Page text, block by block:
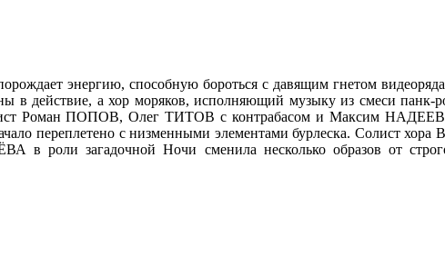
энергию, способную бороться с давящим гнетом
а хор моряков, исполняющий музыку из смеси панк-
Роман ПОПОВ, Олег ТИТОВ с контрабасом и Максим НАДЕЕВ
переплетено с низменными элементами бурлеска. Солист
в роли загадочной Ночи сменила несколько образов от